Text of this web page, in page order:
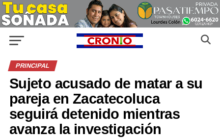
PRINCIPAL
Sujeto acusado de matar a su
pareja en Zacatecoluca
seguirá detenido mientras
avanza la investigación